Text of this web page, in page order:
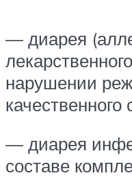
— диарея
нарушении
— диарея
составе